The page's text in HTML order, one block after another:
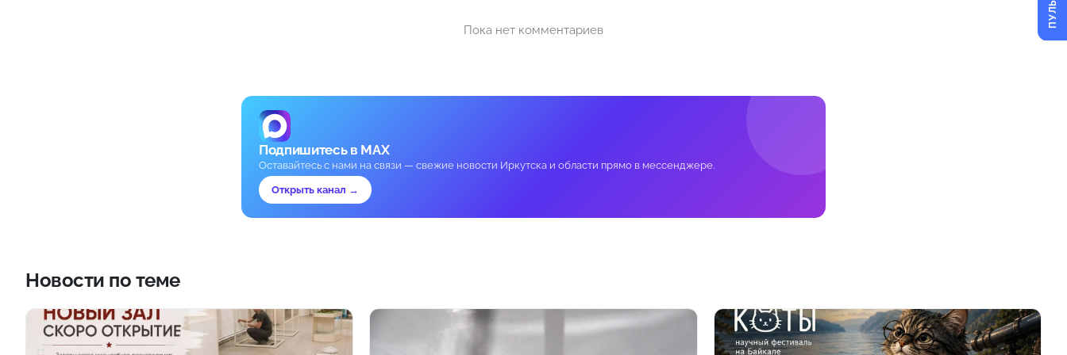
Пока нет комментариев
Подпишитесь в MAX
Оставайтесь с нами на связи — свежие новости Иркутска и области прямо в мессенджере.
Открыть канал →
Новости по теме
ПУЛЬС